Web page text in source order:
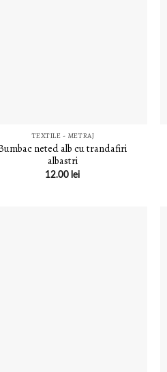
TEXTILE - METRAJ
neted alb cu trandafiri
albastri
12.00 lei